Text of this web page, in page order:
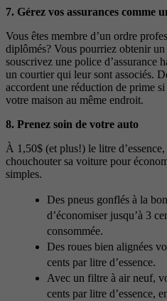
7. Gérez vos assurances comme
Vous êtes membre d’un ordre
diplômés? Vous pourriez obtenir
souscrivez une police d’assurance
un courtier qui leur sont associés.
accordent une réduction de prime
votre maison au même endroit.
8. Prenez soin de votre auto
À 1,50$ (et plus!) le litre
chouchouter sa voiture pour
simples.
Des pneus gonflés à la
d’économiser jusqu’à 3
consommée.
Des roues bien alignées
cents par litre d’essence.
Avec un filtre à air neuf,
cents par litre d’essence,